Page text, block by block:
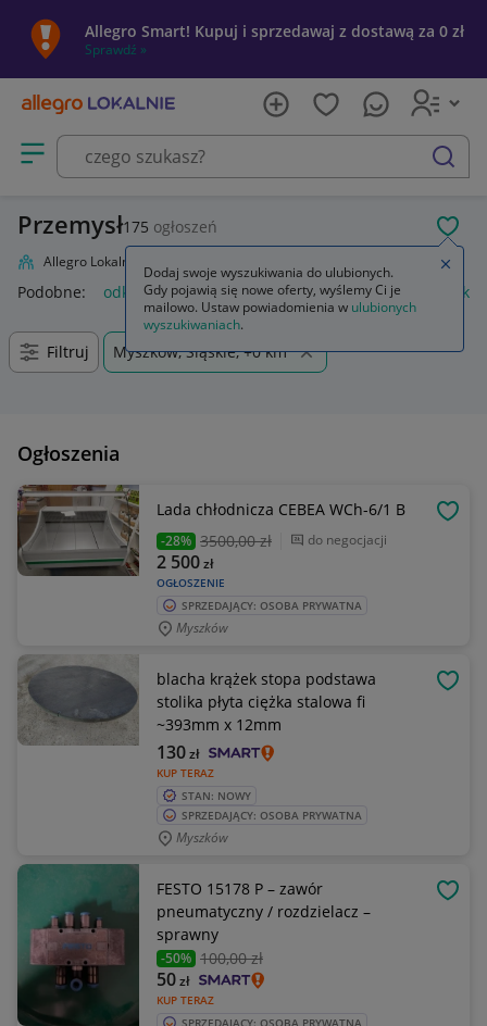
Allegro Smart! Kupuj i sprzedawaj z dostawą za 0 zł
Sprawdź »
Otwórz menu z kategoriami
szukaj
Przemysł175 ogłoszeń
Allegro Lokalnie
Podobne: odkurzacz przemysłowy przemysł drzewny
Filtruj Myszków, Śląskie, +0 km
Ogłoszenia
Lada chłodnicza CEBEA WCh-6/1 B
-28% 3500,00 zł do negocjacji
OGŁOSZENIE
2 500zł
SPRZEDAJĄCY: OSOBA PRYWATNA
Myszków
blacha krążek stopa podstawa
stolika płyta ciężka stalowa fi
~393mm x 12mm
KUP TERAZ
130zł
STAN: NOWY
SPRZEDAJĄCY: OSOBA PRYWATNA
Myszków
FESTO 15178 P – zawór
pneumatyczny / rozdzielacz –
sprawny
-50% 100,00 zł
KUP TERAZ
50zł
SPRZEDAJĄCY: OSOBA PRYWATNA
Dodaj swoje wyszukiwania do ulubionych.
Gdy pojawią się nowe oferty, wyślemy Ci je
mailowo. Ustaw powiadomienia w ulubionych
wyszukiwaniach.